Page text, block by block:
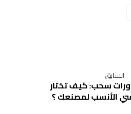
السابق
سحب: كيف تختار
الأنسب لمصنعك ؟